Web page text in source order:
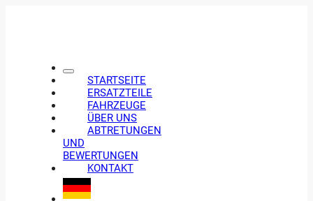
STARTSEITE
ERSATZTEILE
FAHRZEUGE
ÜBER UNS
ABTRETUNGEN
UND
BEWERTUNGEN
KONTAKT